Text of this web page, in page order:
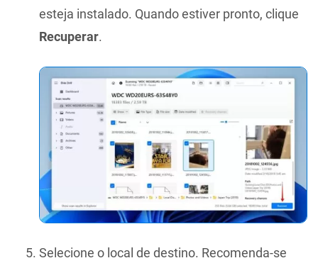
esteja instalado. Quando estiver pronto, clique
Recuperar.
Selecione o local de destino. Recomenda-se